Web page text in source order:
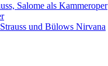
Salome als Kammeroper
und Bülows Nirvana